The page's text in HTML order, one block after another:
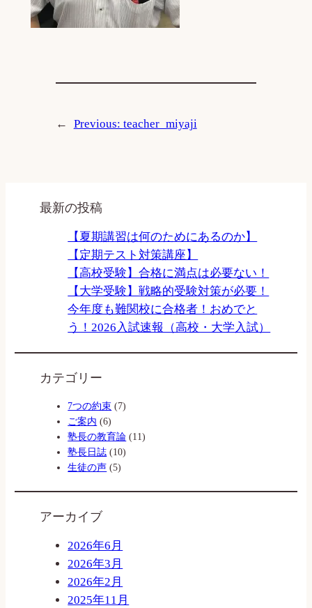
← Previous: teacher_miyaji
最新の投稿
【夏期講習は何のためにあるのか】
【定期テスト対策講座】
【高校受験】合格に満点は必要ない！
【大学受験】戦略的受験対策が必要！
今年度も難関校に合格者！おめでと
う！2026入試速報（高校・大学入試）
カテゴリー
7つの約束 (7)
ご案内 (6)
塾長の教育論 (11)
塾長日誌 (10)
生徒の声 (5)
アーカイブ
2026年6月
2026年3月
2026年2月
2025年11月